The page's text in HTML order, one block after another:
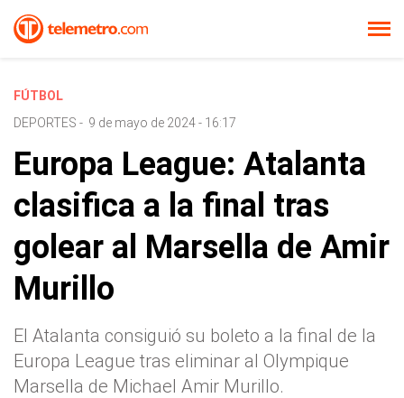
FÚTBOL
DEPORTES - 9 de mayo de 2024 - 16:17
Europa League: Atalanta
clasifica a la final tras
golear al Marsella de Amir
Murillo
El Atalanta consiguió su boleto a la final de la
Europa League tras eliminar al Olympique
Marsella de Michael Amir Murillo.